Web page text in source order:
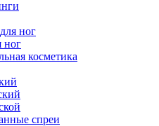
ног
ног
косметика
спреи